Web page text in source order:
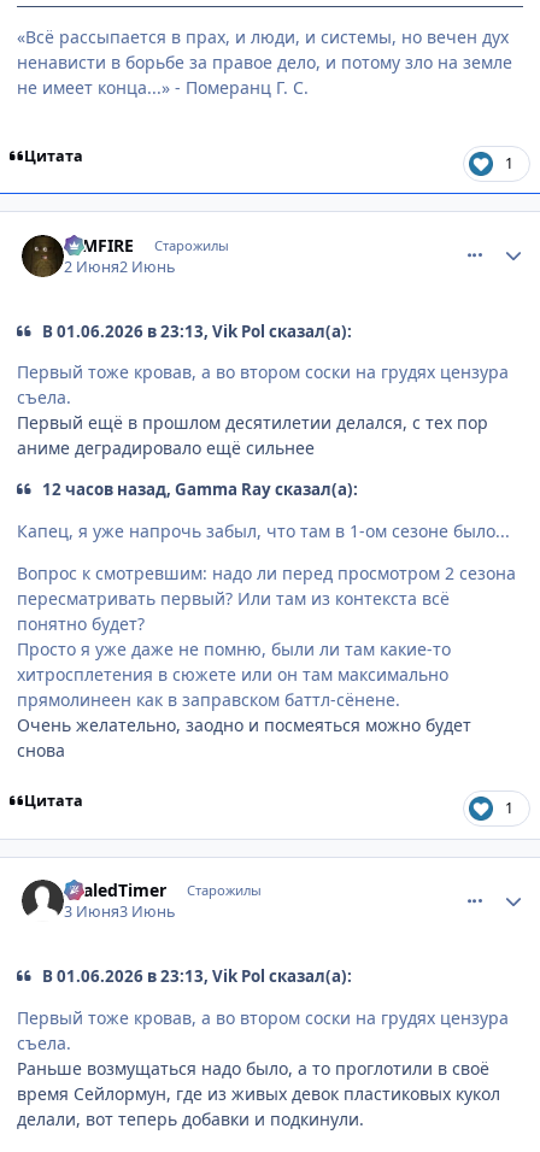
«Всё рассыпается в прах, и люди, и системы, но вечен дух
ненависти в борьбе за правое дело, и потому зло на земле
не имеет конца...» - Померанц Г. С.
Цитата 1
DIMFIRE Старожилы
2 Июня2 Июнь
В 01.06.2026 в 23:13, Vik Pol сказал(а):
Первый тоже кровав, а во втором соски на грудях цензура
съела.
Первый ещё в прошлом десятилетии делался, с тех пор
аниме деградировало ещё сильнее
12 часов назад, Gamma Ray сказал(а):
Капец, я уже напрочь забыл, что там в 1-ом сезоне было...
Вопрос к смотревшим: надо ли перед просмотром 2 сезона
пересматривать первый? Или там из контекста всё
понятно будет?
Просто я уже даже не помню, были ли там какие-то
хитросплетения в сюжете или он там максимально
прямолинеен как в заправском баттл-сёнене.
Очень желательно, заодно и посмеяться можно будет
снова
Цитата 1
SealedTimer Старожилы
3 Июня3 Июнь
В 01.06.2026 в 23:13, Vik Pol сказал(а):
Первый тоже кровав, а во втором соски на грудях цензура
съела.
Раньше возмущаться надо было, а то проглотили в своё
время Сейлормун, где из живых девок пластиковых кукол
делали, вот теперь добавки и подкинули.